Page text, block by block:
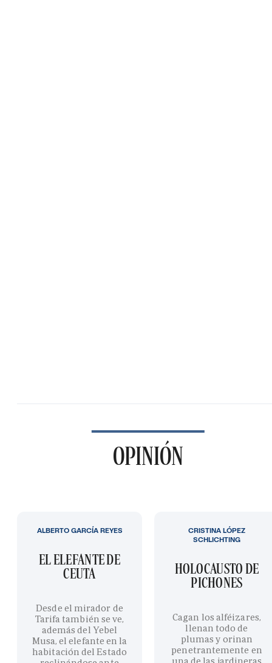
OPINIÓN
EL ELEFANTE DE
CEUTA
Desde el mirador de
Tarifa también se ve,
además del Yebel
Musa, el elefante en la
habitación del Estado
ALBERTO GARCÍA REYES
HOLOCAUSTO DE
PICHONES
Cagan los alféizares,
llenan todo de
plumas y orinan
penetrantemente en
CRISTINA LÓPEZ
SCHLICHTING